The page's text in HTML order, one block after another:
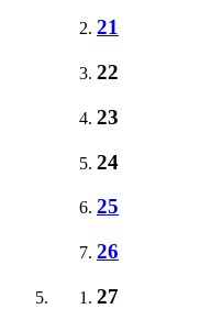
21
22
23
24
25
26
27